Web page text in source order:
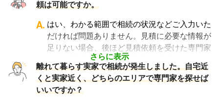
頼は可能ですか。
さらに表示
A. はい、わかる範囲で相続の状況などご入力いた
だければ問題ありません。見積に必要な情報が
足りない場合、後ほど見積依頼を受けた専門家
からヒアリングさせていただきます。
離れて暮らす実家で相続が発生しました。自宅近
くと実家近く、どちらのエリアで専門家を探せば
いいですか？